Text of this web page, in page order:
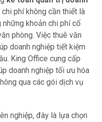
phí không cần thiết là
khoản chi phí cố
phòng. Việc thuê văn
doanh nghiệp tiết kiệm
King Office cung cấp
doanh nghiệp tối ưu hóa
qua các gói dịch vụ
nghiệp, đây là lựa chọn